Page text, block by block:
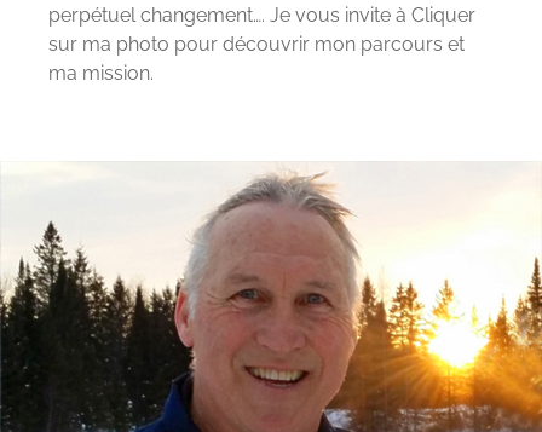
perpétuel changement…. Je vous invite à Cliquer
sur ma photo pour découvrir mon parcours et
ma mission.